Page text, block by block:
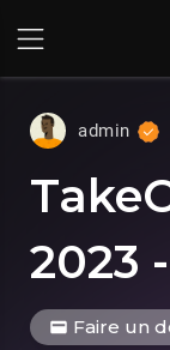
admin
2023
Faire un